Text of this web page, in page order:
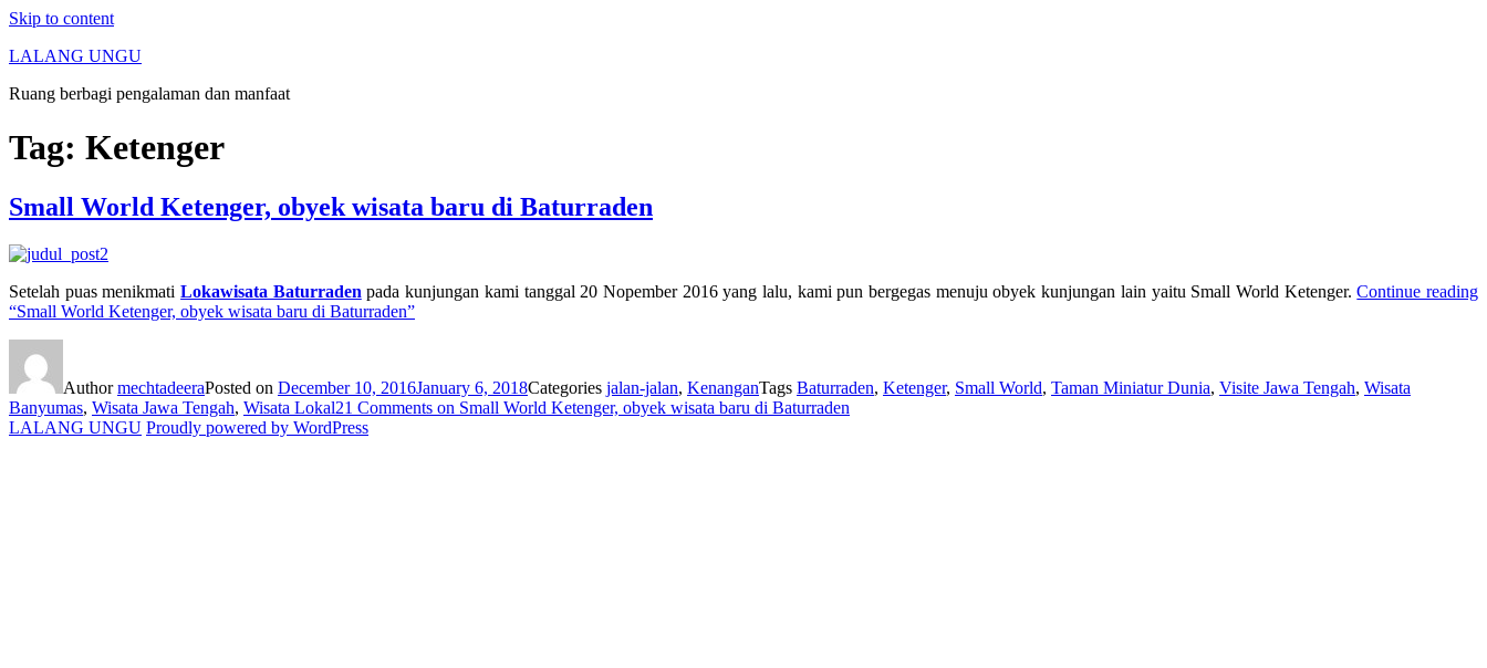
Skip to content
LALANG UNGU
Ruang berbagi pengalaman dan manfaat
Tag: Ketenger
Small World Ketenger, obyek wisata baru di Baturraden
Setelah puas menikmatiLokawisata Baturraden pada kunjungan kami tanggal 20 Nopember 2016 yang lalu, kami pun bergegas menuju obyek kunjungan lain yaitu Small World Ketenger.Continue reading
“Small World Ketenger, obyek wisata baru di Baturraden”
AuthormechtadeeraPosted on December 10, 2016January 6, 2018Categories jalan-jalan, KenanganTags Baturraden, Ketenger, Small World, Taman Miniatur Dunia, Visite Jawa Tengah, Wisata
Banyumas, Wisata Jawa Tengah, Wisata Lokal21 Comments on Small World Ketenger, obyek wisata baru di Baturraden
LALANG UNGU Proudly powered by WordPress